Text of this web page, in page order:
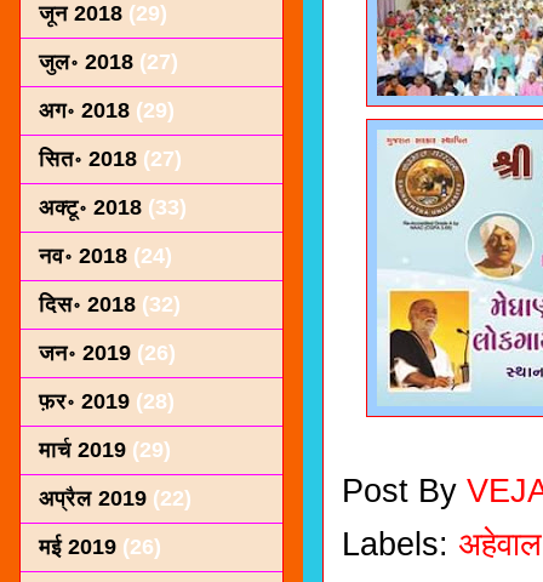
Post By
Labels: अहेवाल
जून 2018 (29)
जुल॰ 2018 (27)
अग॰ 2018 (29)
सित॰ 2018 (27)
अक्टू॰ 2018 (33)
नव॰ 2018 (24)
दिस॰ 2018 (32)
जन॰ 2019 (26)
फ़र॰ 2019 (28)
मार्च 2019 (29)
अप्रैल 2019 (22)
मई 2019 (26)